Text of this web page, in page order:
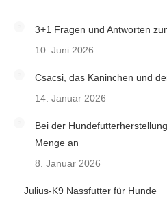
3+1 Fragen und Antworten
10. Juni 2026
Csacsi, das Kaninchen und
14. Januar 2026
Bei der
Menge an
8. Januar 2026
Julius-K9 Nassfutter für Hunde